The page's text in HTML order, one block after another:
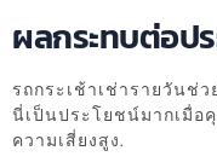
ผลกระทบต่อป
รถกระเช้าเช่ารายวันช่
นี่เป็นประโยชน์มากเมื่อ
ความเสี่ยงสูง.